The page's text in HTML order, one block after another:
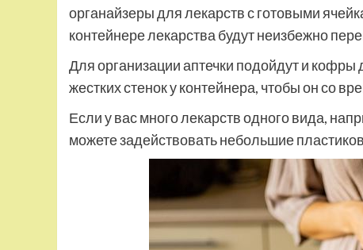
органайзеры для лекарств с готовыми
контейнере лекарства будут неизбежно
Для организации аптечки подойдут и
жестких стенок у контейнера, чтобы он со
Если у вас много лекарств одного вида,
можете задействовать небольшие